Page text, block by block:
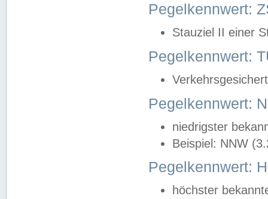
Pegelkennwert:
Stauziel II einer
Pegelkennwert:
Pegelkennwert:
niedrigster
Beispiel: NNW
Pegelkennwert:
höchster